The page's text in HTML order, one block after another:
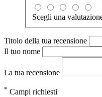
Scegli una
Titolo della tua recensione
Il tuo nome
La tua recensione
* Campi richiesti